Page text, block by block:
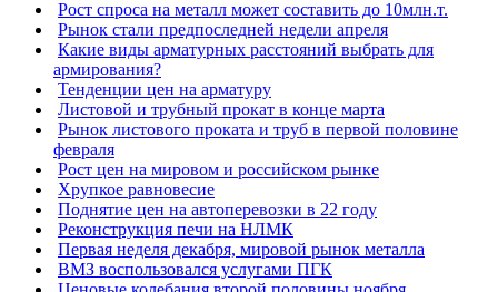
Рост спроса на металл может составить до 10млн.т.
Рынок стали предпоследней недели апреля
Какие виды арматурных расстояний выбрать для
армирования?
Тенденции цен на арматуру
Листовой и трубный прокат в конце марта
Рынок листового проката и труб в первой половине
февраля
Рост цен на мировом и российском рынке
Хрупкое равновесие
Поднятие цен на автоперевозки в 22 году
Реконструкция печи на НЛМК
Первая неделя декабря, мировой рынок металла
ВМЗ воспользовался услугами ПГК